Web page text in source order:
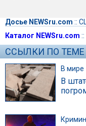
Досье NEWSru.com ::
Каталог NEWSru.com ::
ССЫЛКИ ПО ТЕМЕ
В мире
В